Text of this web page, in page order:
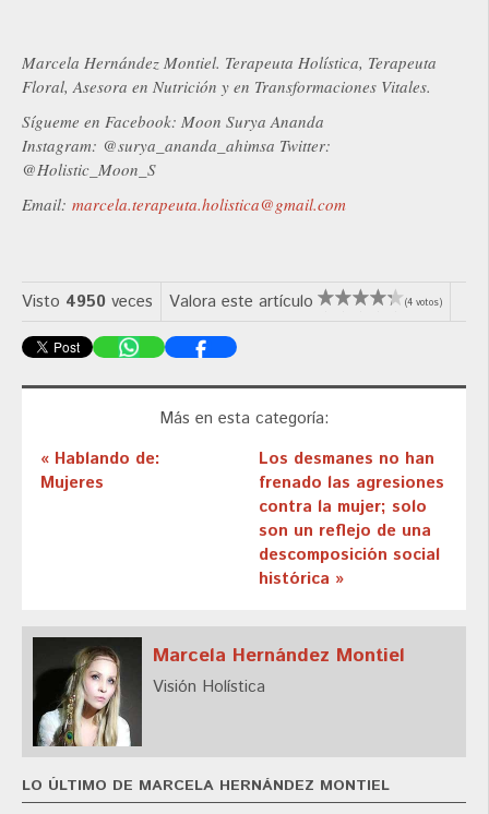
Marcela Hernández Montiel. Terapeuta Holística, Terapeuta
Floral, Asesora en Nutrición y en Transformaciones Vitales.
Sígueme en Facebook: Moon Surya Ananda
Instagram: @surya_ananda_ahimsa Twitter:
@Holistic_Moon_S
Email: marcela.terapeuta.holistica@gmail.com
Visto 4950 veces Valora este artículo (4 votos)
Más en esta categoría:
« Hablando de:
Mujeres
Los desmanes no han
frenado las agresiones
contra la mujer; solo
son un reflejo de una
descomposición social
histórica »
Marcela Hernández Montiel
Visión Holística
LO ÚLTIMO DE MARCELA HERNÁNDEZ MONTIEL